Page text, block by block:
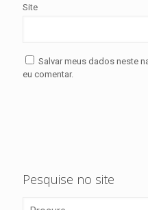
Site
Salvar meus dados neste
eu comentar.
Pesquise no site